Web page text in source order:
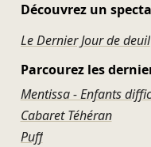
Découvrez un
Le Dernier Jour de deuil
Parcourez les
Mentissa - Enfants
Cabaret Téhéran
Puff